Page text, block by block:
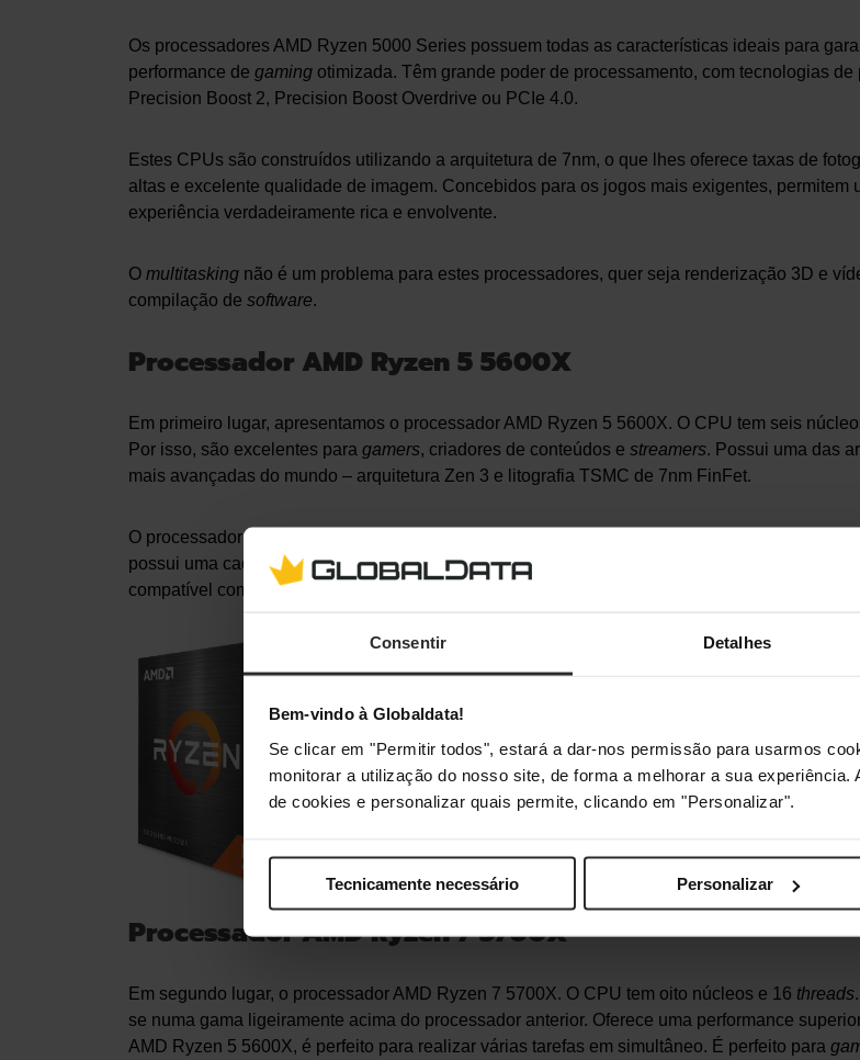
Consentir Detalhes
Bem-vindo à Globaldata!
Se clicar em "Permitir todos", estará a dar-nos permissão para usarmos
monitorar a utilização do nosso site, de forma a melhorar a sua
de cookies e personalizar quais permite, clicando em "Personalizar".
Tecnicamente necessário Personalizar
Os processadores AMD Ryzen 5000 Series possuem todas as características ideais para
performance de gaming otimizada. Têm grande poder de processamento, com tecnologias de
Precision Boost 2, Precision Boost Overdrive ou PCIe 4.0.
Estes CPUs são construídos utilizando a arquitetura de 7nm, o que lhes oferece taxas de
altas e excelente qualidade de imagem. Concebidos para os jogos mais exigentes, permitem
experiência verdadeiramente rica e envolvente.
O multitasking não é um problema para estes processadores, quer seja renderização 3D e
compilação de software.
Processador AMD Ryzen 5 5600X
Em primeiro lugar, apresentamos o processador AMD Ryzen 5 5600X. O CPU tem seis
Por isso, são excelentes para gamers, criadores de conteúdos e streamers. Possui uma das
mais avançadas do mundo – arquitetura Zen 3 e litografia TSMC de 7nm FinFet.
O processador AMD Ryzen 5 5600X tem uma frequência base de 3.70GHz e turbo de 4.6GHz.
possui uma cache L2 total de 3MB e L3 total de 32MB. O
compatível com memórias DDR4 até 3200MHz de velocidade e tem um
AMD Ryzen 5 5600X
6 Núcleos e 12 Threads
Arquitetura Zen 3
Litografia TSMC 7nm FinFET
Processador AMD Ryzen 7 5700X
Em segundo lugar, o processador AMD Ryzen 7 5700X. O CPU tem oito núcleos e 16 threads
se numa gama ligeiramente acima do processador anterior. Oferece uma performance
AMD Ryzen 5 5600X, é perfeito para realizar várias tarefas em simultâneo. É perfeito para